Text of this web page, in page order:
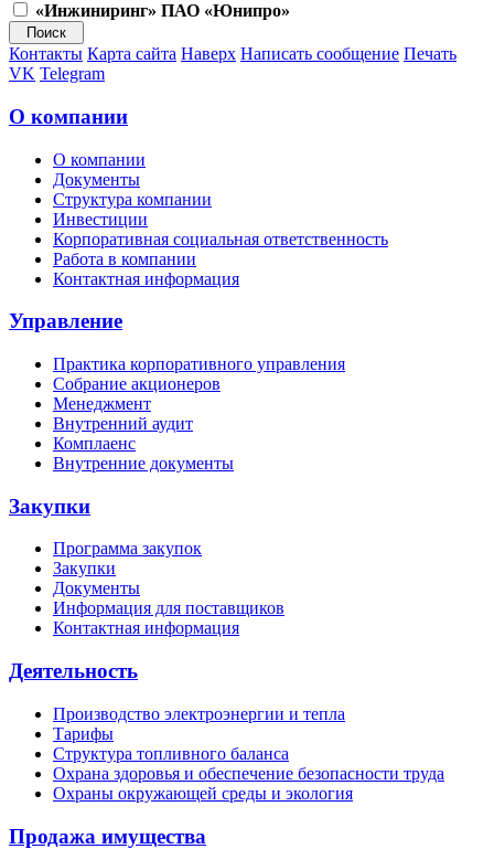
«Инжиниринг» ПАО «Юнипро»
Контакты Карта сайта Наверх Написать сообщение Печать
VK Telegram
О компании
О компании
Документы
Структура компании
Инвестиции
Корпоративная социальная ответственность
Работа в компании
Контактная информация
Управление
Практика корпоративного управления
Собрание акционеров
Менеджмент
Внутренний аудит
Комплаенс
Внутренние документы
Закупки
Программа закупок
Закупки
Документы
Информация для поставщиков
Контактная информация
Деятельность
Производство электроэнергии и тепла
Тарифы
Структура топливного баланса
Охрана здоровья и обеспечение безопасности труда
Охраны окружающей среды и экология
Продажа имущества